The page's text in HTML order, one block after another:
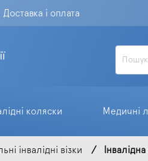
Доставка і оплата
коляски Медичні
інвалідні візки